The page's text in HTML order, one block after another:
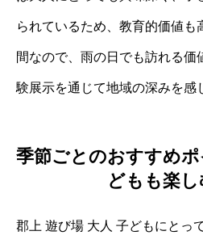
られているため、教育的価値も
間なので、雨の日でも訪れる価
験展示を通じて地域の深みを感
季節ごとのおすすめ
どもも楽
郡上 遊び場 大人 子どもにとっ